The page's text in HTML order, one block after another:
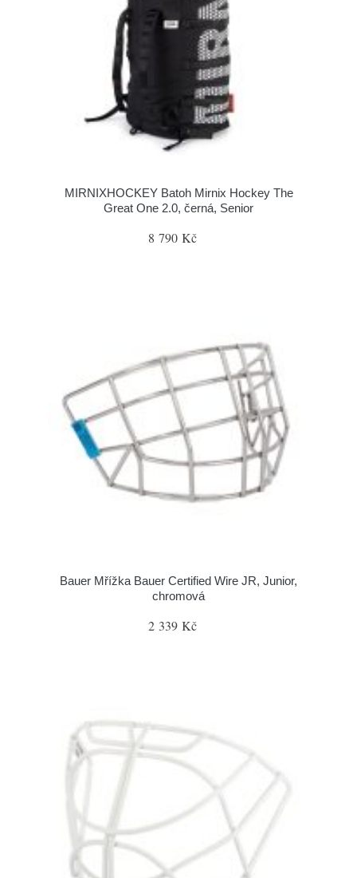
MIRNIXHOCKEY Batoh Mirnix Hockey The
Great One 2.0, černá, Senior
8 790 Kč
Bauer Mřížka Bauer Certified Wire JR, Junior,
chromová
2 339 Kč